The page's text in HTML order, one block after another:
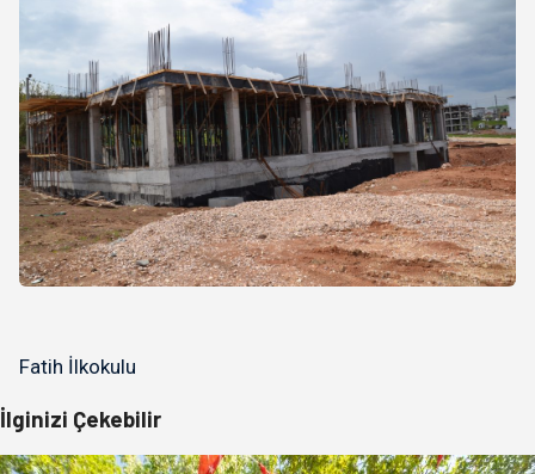
Fatih İlkokulu
İlginizi Çekebilir